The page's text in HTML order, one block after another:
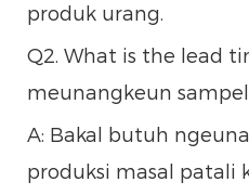
produk urang.
Q2. What is the lead
meunangkeun
A: Bakal butuh
produksi masal patali